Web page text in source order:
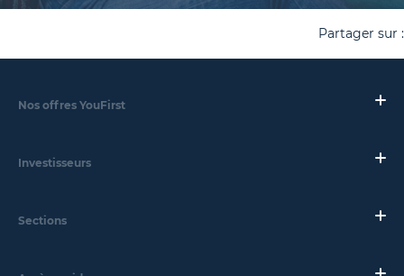
Partager sur :
Nos offres YouFirst
Investisseurs
Sections